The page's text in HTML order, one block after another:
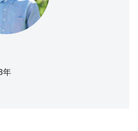
年